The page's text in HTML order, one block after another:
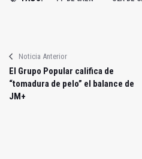
Noticia Anterior
El Grupo Popular califica de
“tomadura de pelo” el balance de
JM+